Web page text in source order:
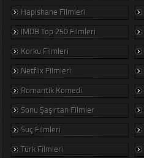
Hapishane Filmleri
IMDB Top 250 Filmleri
Korku Filmleri
Netflix Filmleri
Romantik Komedi
Sonu Şaşırtan Filmler
Suç Filmleri
Türk Filmleri